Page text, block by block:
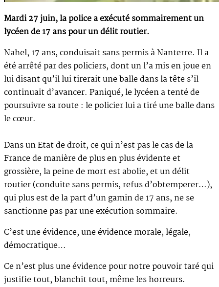
Mardi 27 juin, la police a exécuté sommairement un
lycéen de 17 ans pour un délit routier.
Nahel, 17 ans, conduisait sans permis à Nanterre. Il a
été arrêté par des policiers, dont un l’a mis en joue en
lui disant qu’il lui tirerait une balle dans la tête s’il
continuait d’avancer. Paniqué, le lycéen a tenté de
poursuivre sa route : le policier lui a tiré une balle dans
le cœur.
Dans un Etat de droit, ce qui n’est pas le cas de la
France de manière de plus en plus évidente et
grossière, la peine de mort est abolie, et un délit
routier (conduite sans permis, refus d’obtemperer…),
qui plus est de la part d’un gamin de 17 ans, ne se
sanctionne pas par une exécution sommaire.
C’est une évidence, une évidence morale, légale,
démocratique…
Ce n’est plus une évidence pour notre pouvoir taré qui
justifie tout, blanchit tout, même les horreurs.